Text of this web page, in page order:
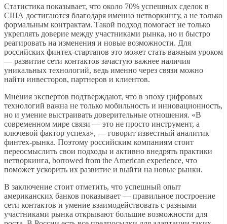
Статистика показывает, что около 70% успешных сделок в
США достигаются благодаря именно нетворкингу, а не только
формальным контрактам. Такой подход помогает не только
укреплять доверие между участниками рынка, но и быстро
реагировать на изменения и новые возможности. Для
российских финтех-стартапов это может стать важным уроком
— развитие сети контактов зачастую важнее наличия
уникальных технологий, ведь именно через связи можно
найти инвесторов, партнеров и клиентов.
Мнения экспертов подтверждают, что в эпоху цифровых
технологий важна не только мобильность и инновационность,
но и умение выстраивать доверительные отношения. «В
современном мире связи — это не просто инструмент, а
ключевой фактор успеха», — говорит известный аналитик
финтех-рынка. Поэтому российским компаниям стоит
переосмыслить свои подходы и активно внедрять практики
нетворкинга, borrowed from the American experience, что
поможет ускорить их развитие и выйти на новые рынки.
В заключение стоит отметить, что успешный опыт
американских банков показывает — правильное построение
сети контактов и умение взаимодействовать с разными
участниками рынка открывают большие возможности для